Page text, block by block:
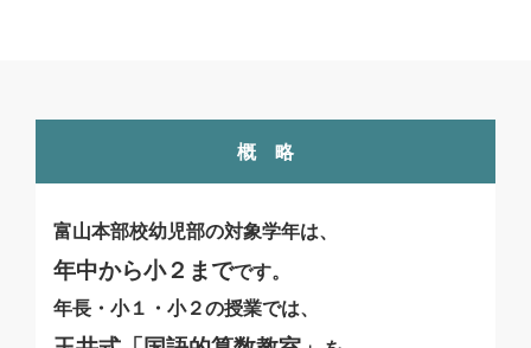
概 略
富山本部校幼児部の対象学年は、
年中から小２までです。
年長・小１・小２の授業では、